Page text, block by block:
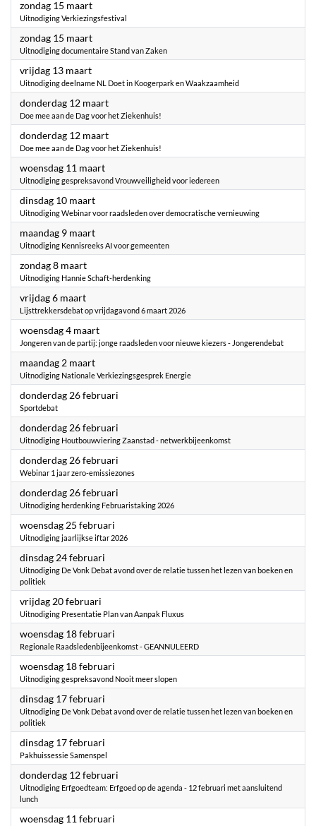
zondag 15 maart2026
Uitnodiging Verkiezingsfestival
zondag 15 maart2026
Uitnodiging documentaire Stand van Zaken
vrijdag 13 maart2026
Uitnodiging deelname NL Doet in Koogerpark en Waakzaamheid
donderdag 12 maart2026
Doe mee aan de Dag voor het Ziekenhuis!
donderdag 12 maart2026
Doe mee aan de Dag voor het Ziekenhuis!
woensdag 11 maart2026
Uitnodiging gespreksavond Vrouwveiligheid voor iedereen
dinsdag 10 maart2026
Uitnodiging Webinar voor raadsleden over democratische vernieuwing
maandag 9 maart2026
Uitnodiging Kennisreeks AI voor gemeenten
zondag 8 maart2026
Uitnodiging Hannie Schaft-herdenking
vrijdag 6 maart2026
Lijsttrekkersdebat op vrijdagavond 6 maart 2026
woensdag 4 maart2026
Jongeren van de partij: jonge raadsleden voor nieuwe kiezers - Jongerendebat
maandag 2 maart2026
Uitnodiging Nationale Verkiezingsgesprek Energie
donderdag 26 februari
Sportdebat
donderdag 26 februari
Uitnodiging Houtbouwviering Zaanstad - netwerkbijeenkomst
donderdag 26 februari
Webinar 1 jaar zero-emissiezones
donderdag 26 februari
Uitnodiging herdenking Februaristaking 2026
woensdag 25 februari
Uitnodiging jaarlijkse iftar 2026
dinsdag 24 februari
Uitnodiging De Vonk Debat avond over de relatie tussen het lezen van boeken en
politiek
vrijdag 20 februari
Uitnodiging Presentatie Plan van Aanpak Fluxus
woensdag 18 februari
Regionale Raadsledenbijeenkomst - GEANNULEERD
woensdag 18 februari
Uitnodiging gespreksavond Nooit meer slopen
dinsdag 17 februari
Uitnodiging De Vonk Debat avond over de relatie tussen het lezen van boeken en
politiek
dinsdag 17 februari
Pakhuissessie Samenspel
donderdag 12 februari
Uitnodiging Erfgoedteam: Erfgoed op de agenda - 12 februari met aansluitend
lunch
woensdag 11 februari